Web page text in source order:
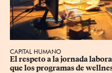
CAPITAL HUMANO
El respeto a la jornada
que los programas de